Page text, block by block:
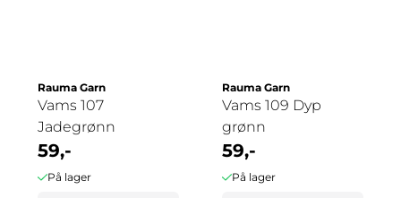
Rauma Garn
Vams 107
Jadegrønn
59,-
På lager
Rauma Garn
Vams 109 Dyp
grønn
59,-
På lager